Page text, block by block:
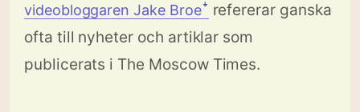
videobloggaren Jake Broeꜜ refererar ganska
ofta till nyheter och artiklar som
publicerats i The Moscow Times.